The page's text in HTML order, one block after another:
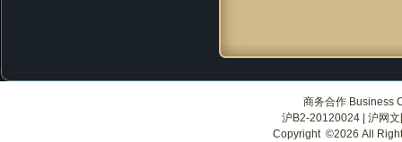
商务合作 Business
沪B2-20120024
沪网
Copyright ©2026 All